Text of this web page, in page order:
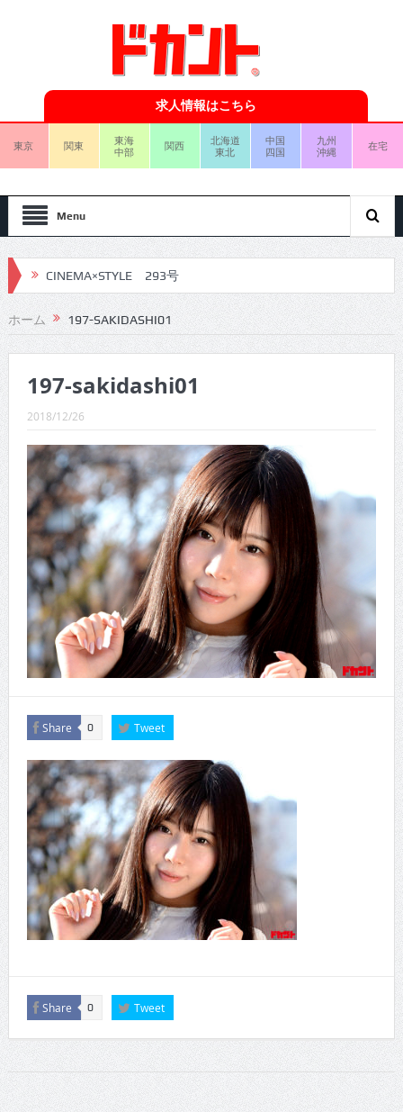
求人情報はこちら
東京 関東
東海
中部
関西
北海道
東北
中国
四国
九州
沖縄
在宅
Menu
CINEMA×STYLE 293号
CINEMA×STYLE 292号
CINEMA×STYLE 291号
CINEMA×STYLE 290号
CINEMA×STYLE 289号
CINEMA×STYLE 288号
CINEMA×STYLE 287号
CINEMA×STYLE 286号
CINEMA×STYLE 285号
CINEMA×STYLE 294号
ホーム 197-SAKIDASHI01
197-sakidashi01
2018/12/26
Share 0 Tweet
Share 0 Tweet